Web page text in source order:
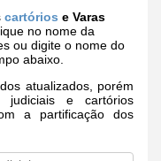
cartórios e Varas
no nome da
ou digite o nome do
abaixo.
atualizados, porém
e cartórios
a partificação dos